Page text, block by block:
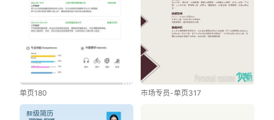
单页180 市场专员-单页317